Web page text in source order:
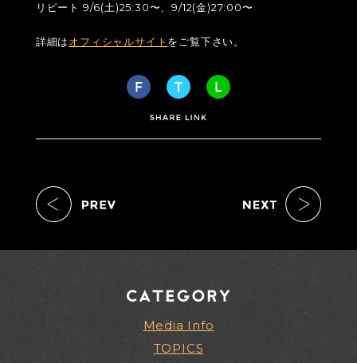
リピート 9/6(土)25:30〜、9/12(金)27:00〜
詳細はオフィシャルサイト をご覧下さい。
Media Info
TOPICS